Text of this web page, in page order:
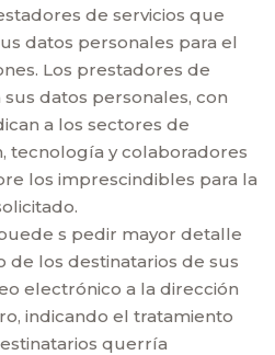
de servicios que
datos personales para el
Los prestadores de
datos personales, con
a los sectores de
tecnología y colaboradores
los imprescindibles para la
s pedir mayor detalle
de los destinatarios de sus
electrónico a la dirección
indicando el tratamiento
querría